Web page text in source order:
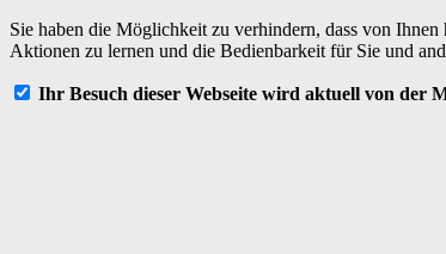
Sie haben die Möglichkeit zu verhindern, dass von
Aktionen zu lernen und die Bedienbarkeit für Sie und
Ihr Besuch dieser Webseite wird aktuell von der